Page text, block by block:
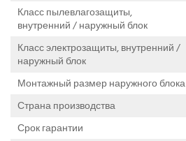
Класс пылевлагозащиты,
внутренний / наружный блок
Класс электрозащиты, внутренний /
наружный блок
Монтажный размер наружного блока
Страна производства
Срок гарантии